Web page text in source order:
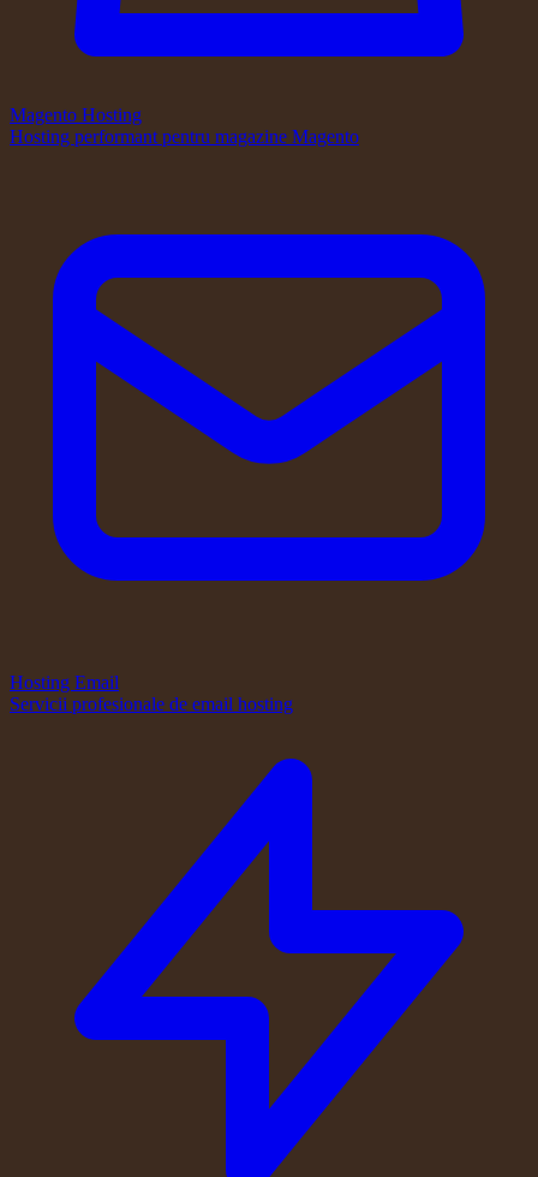
Magento Hosting
Hosting performant pentru magazine Magento
Hosting Email
Servicii profesionale de email hosting